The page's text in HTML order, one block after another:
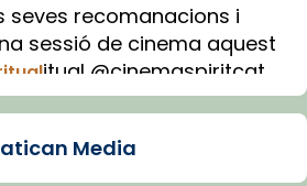
seves recomanacions i
sessió de cinema aquest
itual @cinemaspiritcat
amb IA (OpenAI)
Media